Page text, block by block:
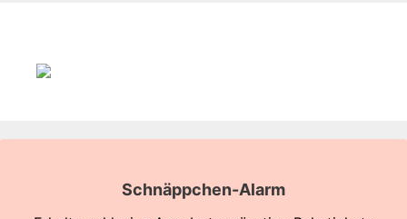
Schnäppchen-Alarm